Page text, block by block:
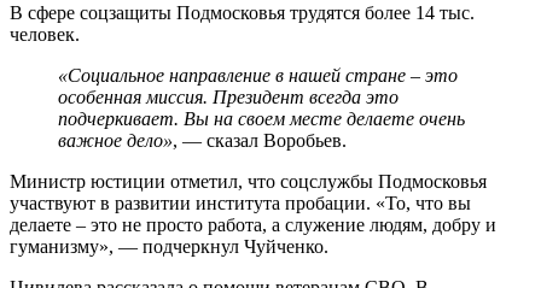
В сфере соцзащиты Подмосковья трудятся более 14 тыс.
человек.
«Социальное направление в нашей стране – это
особенная миссия. Президент всегда это
подчеркивает. Вы на своем месте делаете очень
важное дело», — сказал Воробьев.
Министр юстиции отметил, что соцслужбы Подмосковья
участвуют в развитии института пробации. «То, что вы
делаете – это не просто работа, а служение людям, добру и
гуманизму», — подчеркнул Чуйченко.